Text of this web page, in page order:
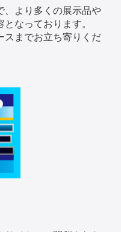
、より多くの展示品や
なっております。
スまでお立ち寄りくだ